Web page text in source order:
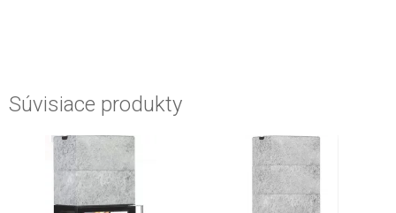
Súvisiace produkty